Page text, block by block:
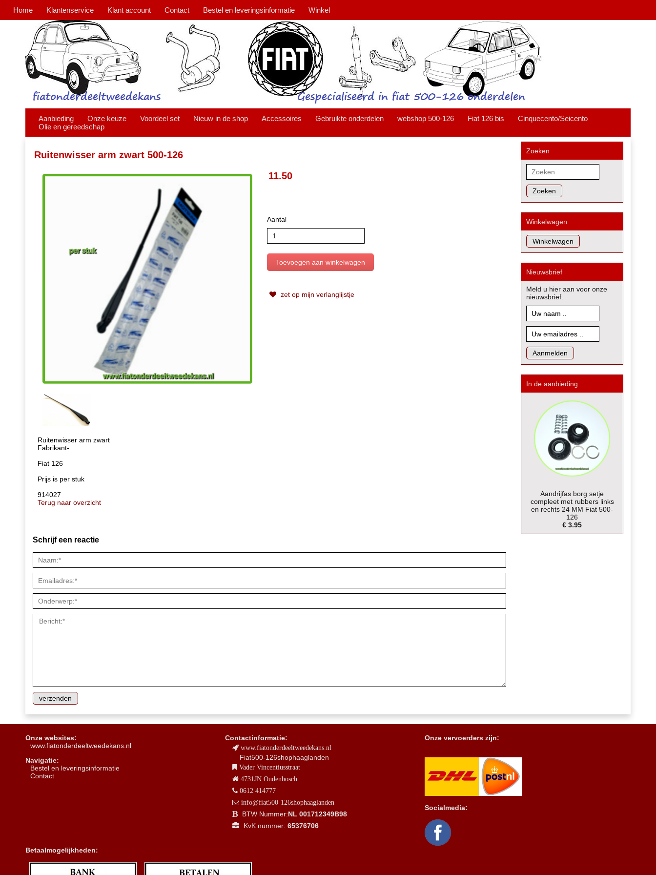
Home Klantenservice Klant account Contact Bestel en leveringsinformatie Winkel
Aanbieding Onze keuze Voordeel set Nieuw in de shop Accessoires Gebruikte onderdelen webshop 500-126 Fiat 126 bis
Cinquecento/Seicento
Olie en gereedschap
Ruitenwisser arm zwart 500-126
11.50
Aantal
zet op mijn verlanglijstje
Ruitenwisser arm zwart
Fabrikant-
Fiat 126
Prijs is per stuk
914027
Terug naar overzicht
Schrijf een reactie
Zoeken
Zoeken
Winkelwagen
Nieuwsbrief
Meld u hier aan voor onze
nieuwsbrief.
In de aanbieding
Aandrijfas borg setje
compleet met rubbers links
en rechts 24 MM Fiat 500-
126
€ 3.95
Onze websites:
www.fiatonderdeeltweedekans.nl
Navigatie:
Bestel en leveringsinformatie
Contact
Contactinformatie:
www.fiatonderdeeltweedekans.nl
Fiat500-126shophaaglanden
Vader Vincentiusstraat
4731JN Oudenbosch
0612 414777
info@fiat500-126shophaaglanden
BTW Nummer:NL 001712349B98
KvK nummer:65376706
Onze vervoerders zijn:
Socialmedia:
Betaalmogelijkheden: